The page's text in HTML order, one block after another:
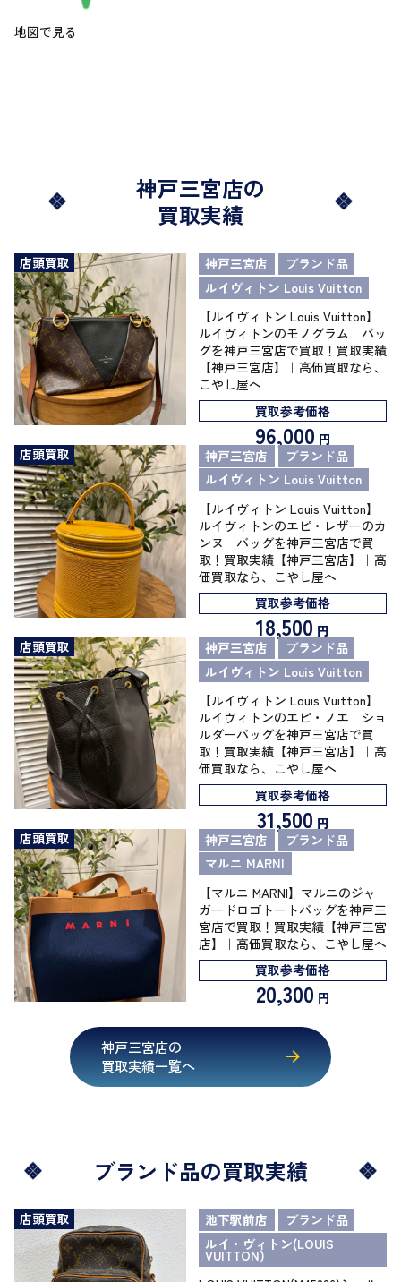
地図で見る
神戸三宮店の
買取実績
店頭買取 神戸三宮店
ブランド品
ルイヴィトン Louis Vuitton
【ルイヴィトン Louis Vuitton】
ルイヴィトンのモノグラム バッ
グを神戸三宮店で買取！買取実績
【神戸三宮店】｜高価買取なら、
こやし屋へ
買取参考価格
96,000 円
店頭買取
神戸三宮店
ブランド品
ルイヴィトン Louis Vuitton
【ルイヴィトン Louis Vuitton】
ルイヴィトンのエピ・レザーのカ
ンヌ バッグを神戸三宮店で買
取！買取実績【神戸三宮店】｜高
価買取なら、こやし屋へ
買取参考価格
18,500 円
店頭買取
神戸三宮店
ブランド品
ルイヴィトン Louis Vuitton
【ルイヴィトン Louis Vuitton】
ルイヴィトンのエピ・ノエ ショ
ルダーバッグを神戸三宮店で買
取！買取実績【神戸三宮店】｜高
価買取なら、こやし屋へ
買取参考価格
31,500 円
店頭買取
神戸三宮店
ブランド品
マルニ MARNI
【マルニ MARNI】マルニのジャ
ガードロゴトートバッグを神戸三
宮店で買取！買取実績【神戸三宮
店】｜高価買取なら、こやし屋へ
買取参考価格
20,300 円
神戸三宮店の
買取実績一覧へ
ブランド品の買取実績
店頭買取 池下駅前店
ブランド品
ルイ・ヴィトン(LOUIS
VUITTON)